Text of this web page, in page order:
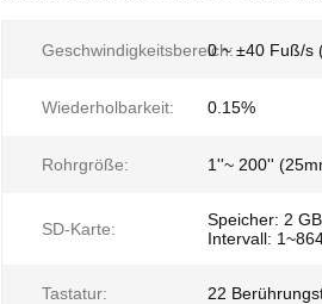
Geschwindigkeitsbereich:0 ~ ±40 Fuß/s
Wiederholbarkeit: 0.15%
Rohrgröße: 1''~ 200''
SD-Karte:
Speicher: 2
Intervall:
Tastatur: 22